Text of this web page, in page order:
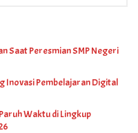
Saat Peresmian SMP Negeri
Inovasi Pembelajaran Digital
Waktu di Lingkup